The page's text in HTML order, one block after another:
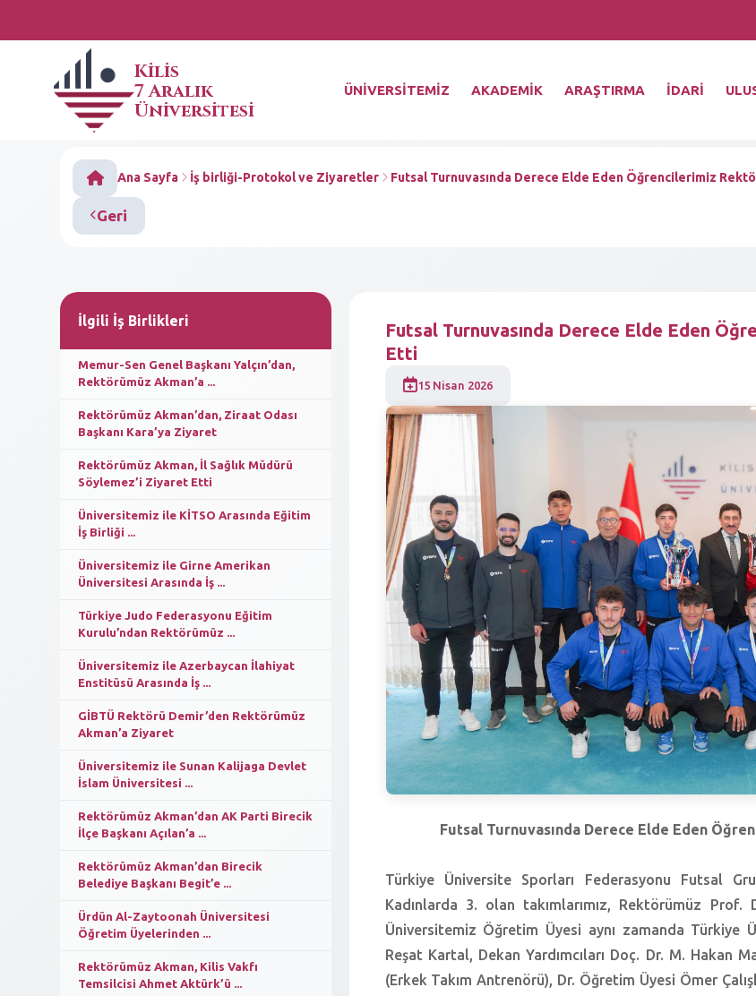
Kilis
7 Aralık
Üniversitesi
ÜNİVERSİTEMİZ AKADEMİK ARAŞTIRMA İDARİ
Ana Sayfa İş birliği-Protokol ve Ziyaretler Futsal Turnuvasında Derece Elde Eden Öğrencilerimiz
Geri
İlgili İş Birlikleri
Memur-Sen Genel Başkanı Yalçın’dan,
Rektörümüz Akman’a ...
Rektörümüz Akman’dan, Ziraat Odası
Başkanı Kara’ya Ziyaret
Rektörümüz Akman, İl Sağlık Müdürü
Söylemez’i Ziyaret Etti
Üniversitemiz ile KİTSO Arasında Eğitim
İş Birliği ...
Üniversitemiz ile Girne Amerikan
Üniversitesi Arasında İş ...
Türkiye Judo Federasyonu Eğitim
Kurulu’ndan Rektörümüz ...
Üniversitemiz ile Azerbaycan İlahiyat
Enstitüsü Arasında İş ...
GİBTÜ Rektörü Demir’den Rektörümüz
Akman’a Ziyaret
Üniversitemiz ile Sunan Kalijaga Devlet
İslam Üniversitesi ...
Rektörümüz Akman’dan AK Parti Birecik
İlçe Başkanı Açılan’a ...
Rektörümüz Akman’dan Birecik
Belediye Başkanı Begit’e ...
Ürdün Al-Zaytoonah Üniversitesi
Öğretim Üyelerinden ...
Rektörümüz Akman, Kilis Vakfı
Temsilcisi Ahmet Aktürk’ü ...
Futsal Turnuvasında Derece Elde Eden
Etti
15 Nisan 2026
Futsal Turnuvasında Derece Elde Eden
Türkiye Üniversite Sporları Federasyonu Futsal
Kadınlarda 3. olan takımlarımız, Rektörümüz
Üniversitemiz Öğretim Üyesi aynı zamanda Türkiye
Reşat Kartal, Dekan Yardımcıları Doç. Dr. M.
(Erkek Takım Antrenörü), Dr. Öğretim Üyesi Ömer